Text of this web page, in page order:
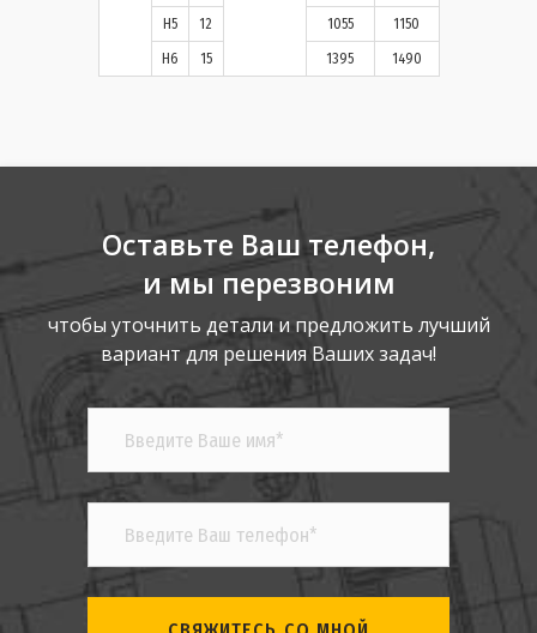
H5 12 1055 1150
H6 15 1395 1490
Оставьте Ваш телефон,
и мы перезвоним
чтобы уточнить детали и предложить лучший
вариант для решения Ваших задач!